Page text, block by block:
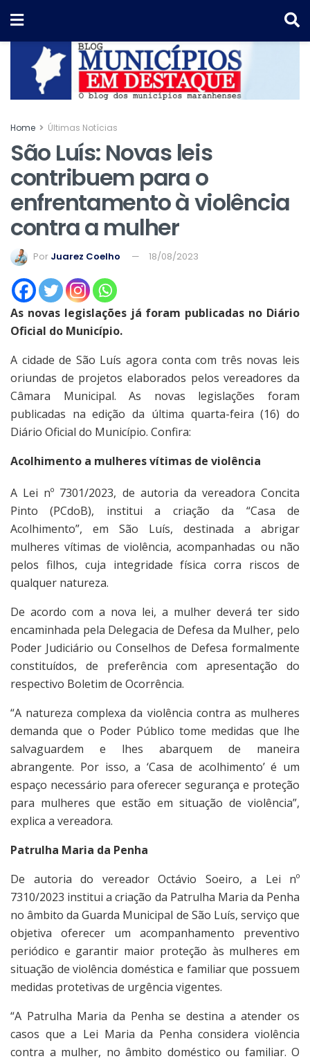
Home Últimas Notícias
São Luís: Novas leis
contribuem para o
enfrentamento à violência
contra a mulher
Por Juarez Coelho 18/08/2023
As novas legislações já foram publicadas no Diário
Oficial do Município.
A cidade de São Luís agora conta com três novas leis
oriundas de projetos elaborados pelos vereadores da
Câmara Municipal. As novas legislações foram
publicadas na edição da última quarta-feira (16) do
Diário Oficial do Município. Confira:
Acolhimento a mulheres vítimas de violência
A Lei nº 7301/2023, de autoria da vereadora Concita
Pinto (PCdoB), institui a criação da “Casa de
Acolhimento”, em São Luís, destinada a abrigar
mulheres vítimas de violência, acompanhadas ou não
pelos filhos, cuja integridade física corra riscos de
qualquer natureza.
De acordo com a nova lei, a mulher deverá ter sido
encaminhada pela Delegacia de Defesa da Mulher, pelo
Poder Judiciário ou Conselhos de Defesa formalmente
constituídos, de preferência com apresentação do
respectivo Boletim de Ocorrência.
“A natureza complexa da violência contra as mulheres
demanda que o Poder Público tome medidas que lhe
salvaguardem e lhes abarquem de maneira
abrangente. Por isso, a ‘Casa de acolhimento’ é um
espaço necessário para oferecer segurança e proteção
para mulheres que estão em situação de violência”,
explica a vereadora.
Patrulha Maria da Penha
De autoria do vereador Octávio Soeiro, a Lei nº
7310/2023 institui a criação da Patrulha Maria da Penha
no âmbito da Guarda Municipal de São Luís, serviço que
objetiva oferecer um acompanhamento preventivo
periódico e garantir maior proteção às mulheres em
situação de violência doméstica e familiar que possuem
medidas protetivas de urgência vigentes.
“A Patrulha Maria da Penha se destina a atender os
casos que a Lei Maria da Penha considera violência
contra a mulher, no âmbito doméstico ou familiar. O